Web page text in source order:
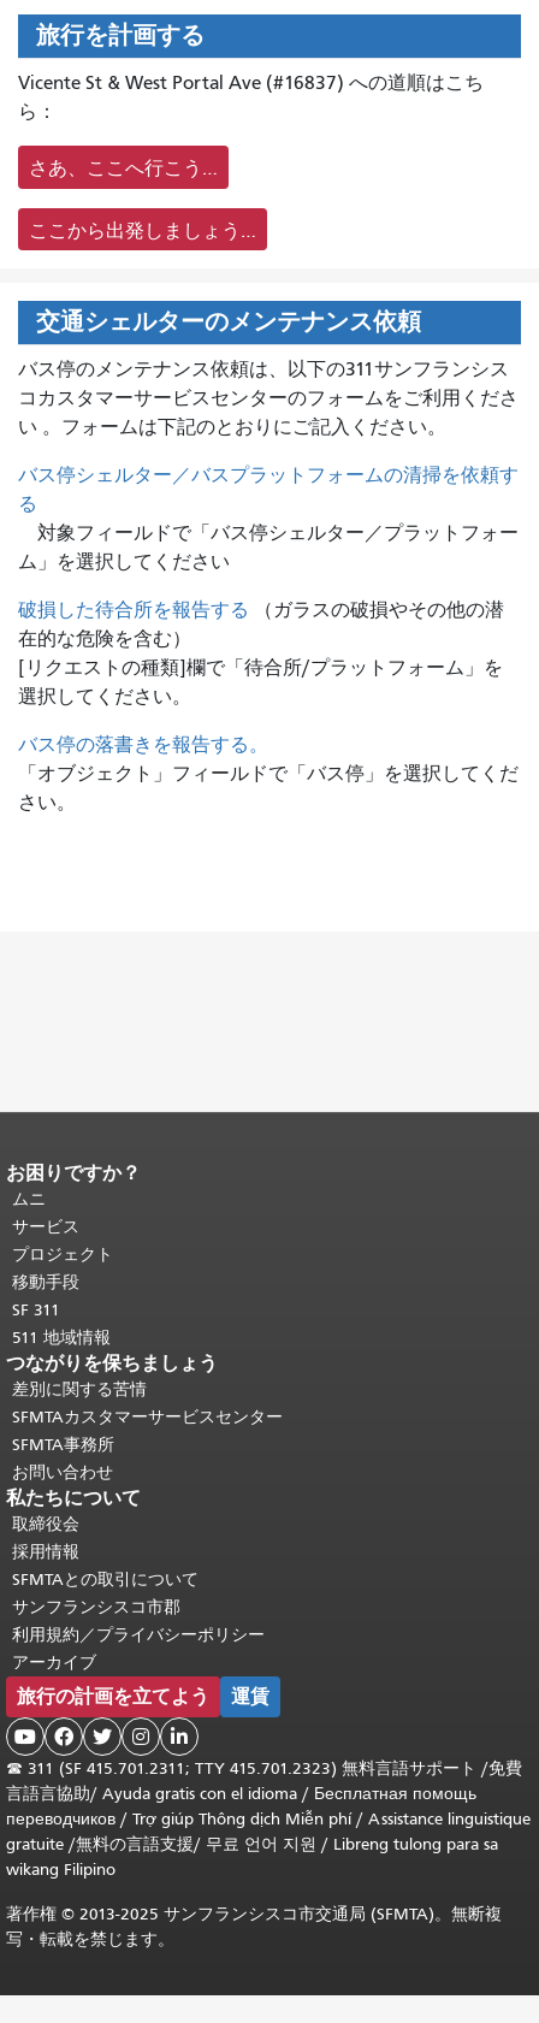
旅行を計画する
Vicente St & West Portal Ave (#16837) への道順はこち
ら：
さあ、ここへ行こう…
ここから出発しましょう…
交通シェルターのメンテナンス依頼
バス停のメンテナンス依頼は、 以下の311サンフランシス
コカスタマーサービスセンターのフォームをご利用くださ
い 。フォームは下記のとおりにご記入ください。
バス停シェルター／バスプラットフォームの清掃を依頼す
る
対象フィールドで「バス停シェルター／プラットフォー
ム」を選択してください
破損した待合所を報告する
（ガラスの破損やその他の潜
在的な危険を含む）
[リクエストの種類]欄で「待合所/プラットフォーム」を
選択してください。
バス停の落書きを報告する。
「オブジェクト」フィールドで「バス停」を選択してくだ
さい。
ページコンテンツの終わり。
ジの残りの部分はすべてのページで繰
り返されます。
頭に戻る。
お困りですか？
ムニ
サービス
プロジェクト
移動手段
SF 311
511 地域情報
つながりを保ちましょう
差別に関する苦情
SFMTAカスタマーサービスセンター
SFMTA事務所
お問い合わせ
私たちについて
取締役会
採用情報
SFMTAとの取引について
サンフランシスコ市郡
利用規約／プライバシーポリシー
アーカイブ
旅行の計画を立てよう 運賃
    
☎ 311 (SF 415.701.2311; TTY 415.701.2323) 無料言語サポート /免費
言語言協助/ Ayuda gratis con el idioma / Бесплатная помощь
переводчиков / Trợ giúp Thông dịch Miễn phí/ Assistance linguistique
gratuite /無料の言語支援/ 무료 언어 지원 / Libreng tulong para sa
wikang Filipino
著作権 © 2013-2025 サンフランシスコ市交通局 (SFMTA)。無断複
写・転載を禁じます。